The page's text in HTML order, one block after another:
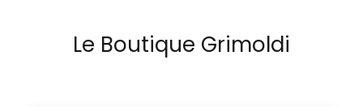
Le Boutique Grimoldi